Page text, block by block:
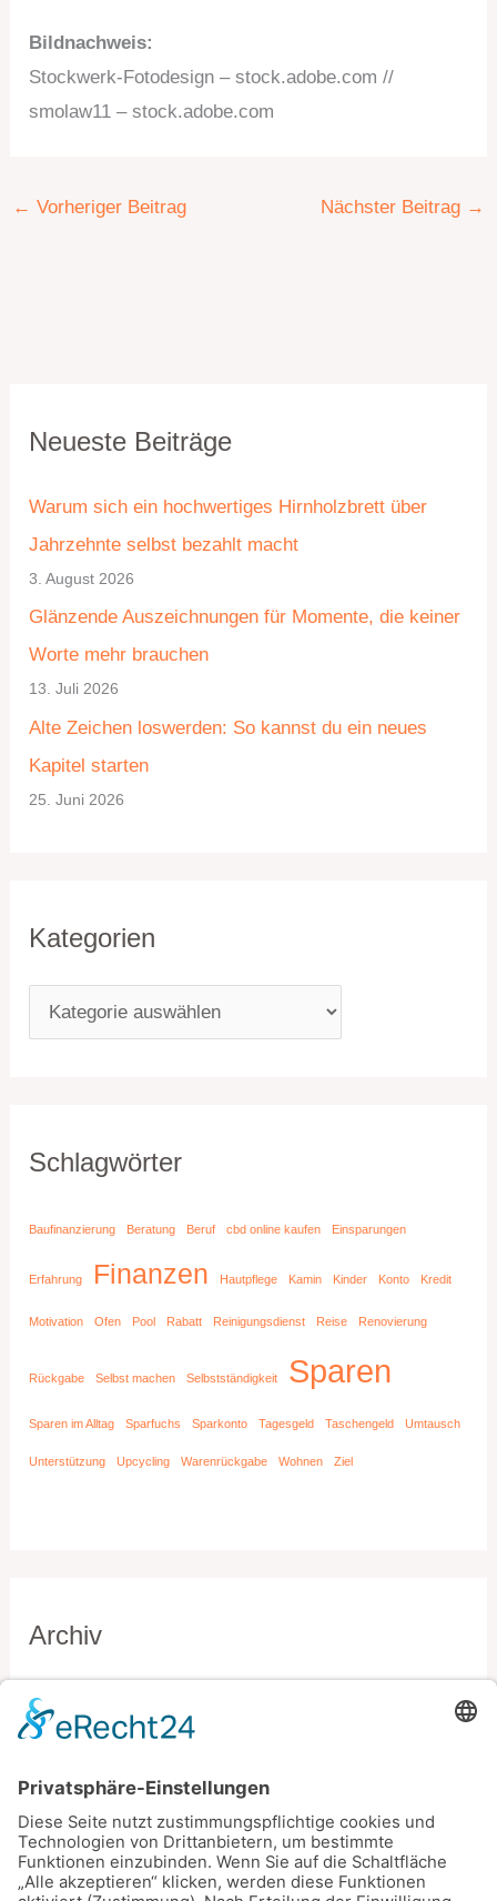
Bildnachweis:
Stockwerk-Fotodesign – stock.adobe.com //
smolaw11 – stock.adobe.com
← Vorheriger Beitrag Nächster Beitrag →
Neueste Beiträge
Warum sich ein hochwertiges Hirnholzbrett über
Jahrzehnte selbst bezahlt macht
3. August 2026
Glänzende Auszeichnungen für Momente, die keiner
Worte mehr brauchen
13. Juli 2026
Alte Zeichen loswerden: So kannst du ein neues
Kapitel starten
25. Juni 2026
Kategorien
a
e
g
o
r
i
Schlagwörter
Baufinanzierung Beratung Beruf cbd online kaufen Einsparungen
Erfahrung Finanzen Hautpflege Kamin Kinder Konto Kredit
Motivation Ofen Pool Rabatt Reinigungsdienst Reise Renovierung
Rückgabe Selbst machen Selbstständigkeit Sparen
Sparen im Alltag Sparfuchs Sparkonto Tagesgeld Taschengeld Umtausch
Unterstützung Upcycling Warenrückgabe Wohnen Ziel
Archiv
r
h
i
v